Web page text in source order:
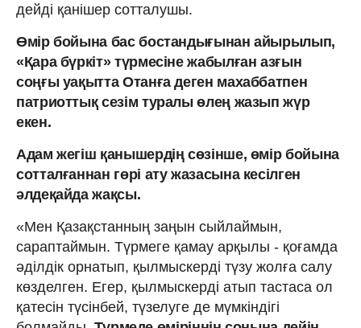
дейді қанішер сотталушы.
Өмір бойына бас бостандығынан айырылып,
«Қара бүркіт» түрмесіне жабылған азғын
соңғы уақытта Отанға деген махаббатпен
патриоттық сезім туралы өлең жазып жүр
екен.
Адам жегіш қанышердің сөзінше, өмір бойына
сотталғаннан гөрі ату жазасына кесілген
әлдеқайда жақсы.
«Мен Қазақстанның заңын сыйлаймын,
сараптаймын. Түрмеге қамау арқылы - қоғамда
әділдік орнатып, қылмыскерді түзу жолға салу
көзделген. Егер, қылмыскерді атып тастаса ол
қатесін түсінбей, түзелуге де мүмкіндігі